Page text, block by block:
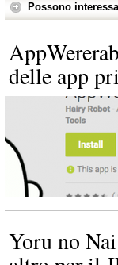
Possono
delle app
Yoru no